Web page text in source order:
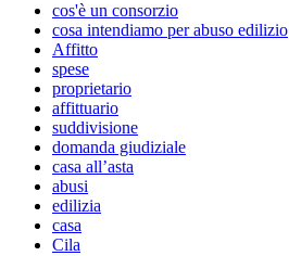
cos'è un consorzio
cosa intendiamo per abuso edilizio
Affitto
spese
proprietario
affittuario
suddivisione
domanda giudiziale
casa all’asta
abusi
edilizia
casa
Cila